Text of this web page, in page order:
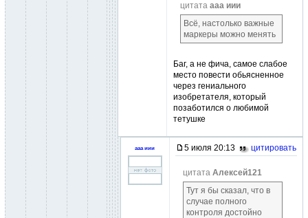
цитата ааа иии
Всё, настолько важные
маркеры можно менять
Баг, а не фича, самое слабое
место повести обьясненное
через гениального
изобретателя, который
позаботился о любимой
тетушке
ааа иии 5 июля 20:13 цитировать
цитата Алексей121
Тут я бы сказал, что в
случае полного
контроля достойно